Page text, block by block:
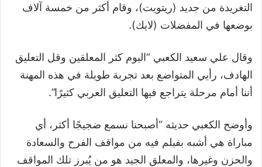
التغريدة من جديد (ريتويت)، وقام أكثر من خمسة آلاف
بوضعها في المفضلات (لايك).
وقال علي سعيد الكعبي “اليوم كثر المعلقين وقل التعليق
الهادف، رأيي المتواضع بعد تجربة طويلة في هذه المهنة
أننا أمام مرحلة يتراجع فيها التعليق العربي كثيرًا”.
وأوضح الكعبي حديثه “أصبحنا نسمع ضجيجًا أكثر، أي
مباراة هي أشبه بفيلم فيه من مواقف الفرح والسعادة
والحزن وغيرها، والمعلق الجيد هو من يُبرز تلك المواقف